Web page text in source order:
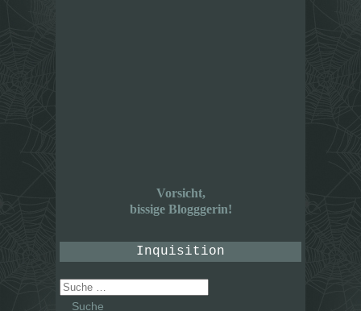
Vorsicht,
bissige Blogggerin!
Inquisition
Suche
nach: